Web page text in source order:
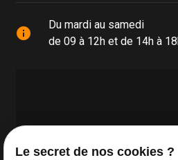
info
Du mardi au samedi
de 09 à 12h et de 14h à
Le secret de nos cookies ?